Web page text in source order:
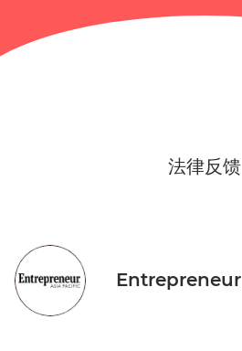
法律反馈
Entrepreneur